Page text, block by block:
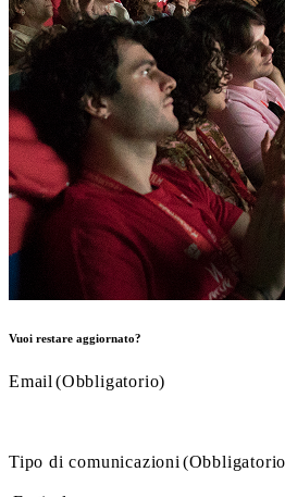
Vuoi restare aggiornato?
Email (Obbligatorio)
Tipo di comunicazioni